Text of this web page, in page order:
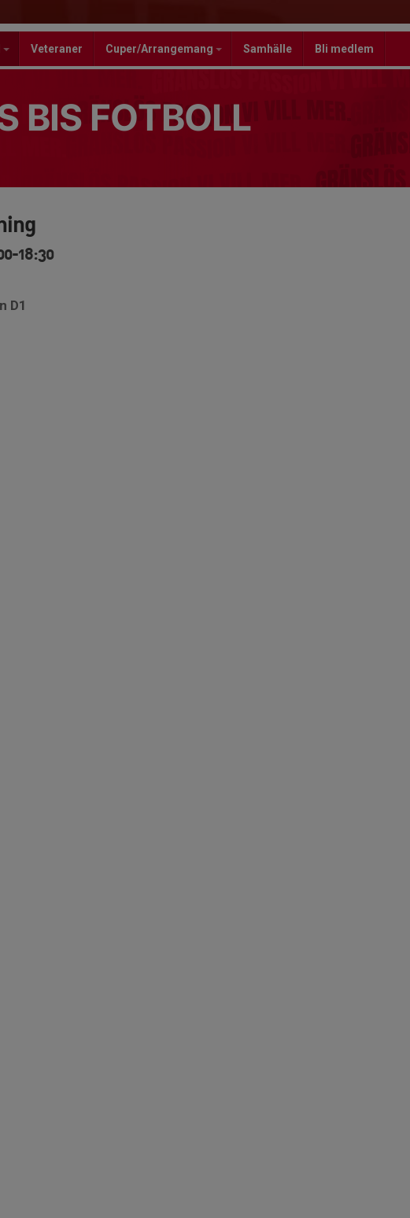
Veteraner Cuper/Arrangemang Samhälle Bli medlem
BIS FOTBOLL
18:30
D1